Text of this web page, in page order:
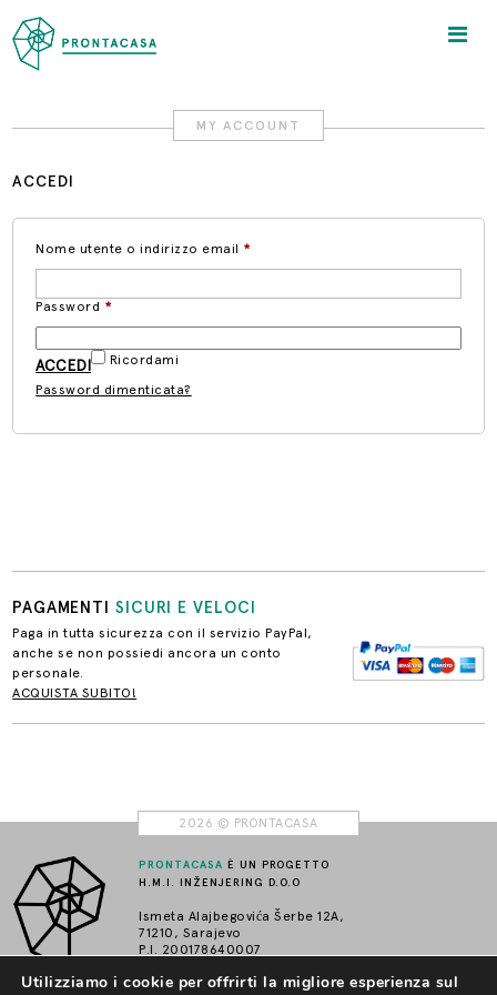
MY ACCOUNT
ACCEDI
Nome utente o indirizzo email *
Password *
Ricordami
Password dimenticata?
PAGAMENTISICURI E VELOCI
Paga in tutta sicurezza con il servizio PayPal,
anche se non possiedi ancora un conto
personale.
ACQUISTA SUBITO!
2026 © PRONTACASA
PRONTACASA È UN PROGETTO
H.M.I. INŽENJERING D.O.O
Ismeta Alajbegovića Šerbe 12A,
71210, Sarajevo
P.I. 200178640007
Utilizziamo i cookie per offrirti la migliore esperienza sul